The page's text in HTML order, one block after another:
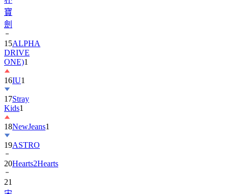
劍
15
DRIVE
ONE)1
16IU1
17Stray
Kids
18NewJeans
19ASTRO
20Hearts2Hearts
21
宋
慧